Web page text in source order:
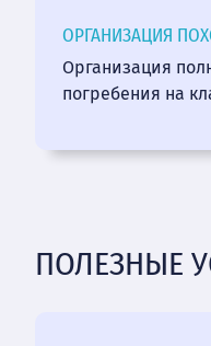
ОРГАНИЗАЦИЯ
Организация
погребения на
ПОЛЕЗНЫЕ